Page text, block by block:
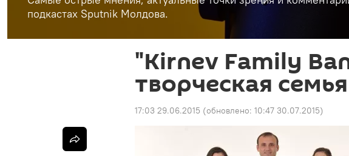
подкастах Sputnik Молдова.
"Kirnev Family
творческая
17:03 29.06.2015 (обновлено: 10:47 30.07.2015)